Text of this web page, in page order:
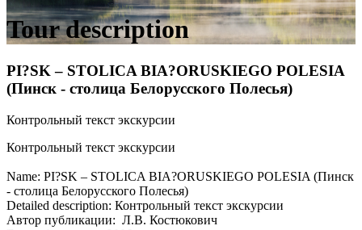
Tour description
PI?SK – STOLICA BIA?ORUSKIEGO POLESIA
(Пинск - столица Белорусского Полесья)
Контрольный текст экскурсии
Контрольный текст экскурсии
Name: PI?SK – STOLICA BIA?ORUSKIEGO POLESIA (Пинск
- столица Белорусского Полесья)
Detailed description: Контрольный текст экскурсии
Автор публикации: Л.В. Костюкович